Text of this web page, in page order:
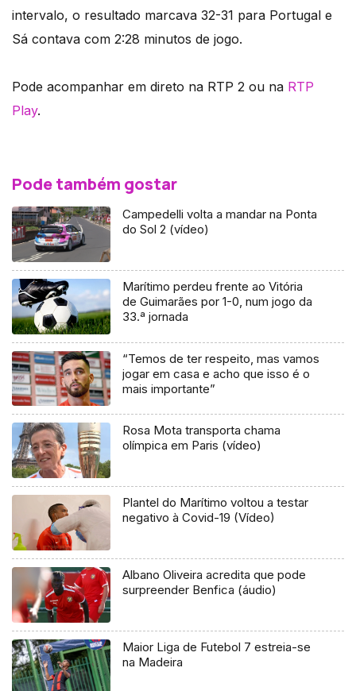
intervalo, o resultado marcava 32-31 para Portugal e
Sá contava com 2:28 minutos de jogo.
Pode acompanhar em direto na RTP 2 ou na RTP
Play.
Pode também gostar
Campedelli volta a mandar na Ponta
do Sol 2 (vídeo)
Marítimo perdeu frente ao Vitória
de Guimarães por 1-0, num jogo da
33.ª jornada
“Temos de ter respeito, mas vamos
jogar em casa e acho que isso é o
mais importante”
Rosa Mota transporta chama
olímpica em Paris (vídeo)
Plantel do Marítimo voltou a testar
negativo à Covid-19 (Vídeo)
Albano Oliveira acredita que pode
surpreender Benfica (áudio)
Maior Liga de Futebol 7 estreia-se
na Madeira